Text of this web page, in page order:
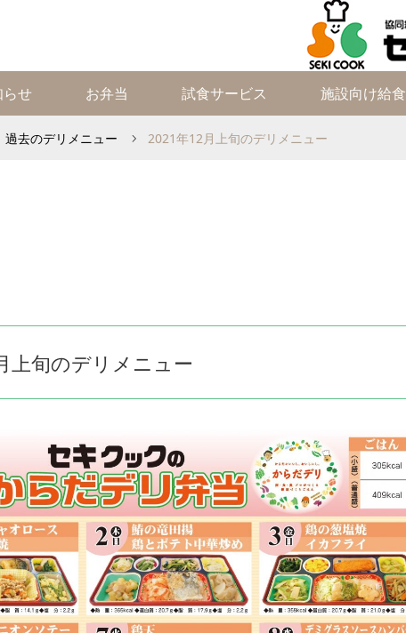
らせ お弁当 試食サービス 施設向け給食
過去のデリメニュー 2021年12月上旬のデリメニュー
上旬のデリメニュー